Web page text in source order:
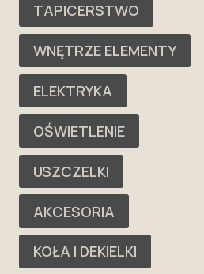
TAPICERSTWO
WNĘTRZE ELEMENTY
ELEKTRYKA
OŚWIETLENIE
USZCZELKI
AKCESORIA
KOŁA I DEKIELKI